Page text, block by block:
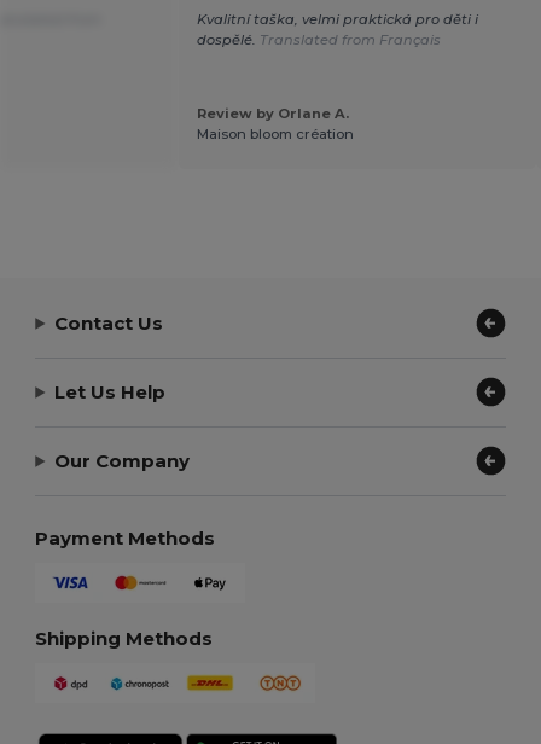
Kvalitní taška, velmi praktická pro děti i
dospělé. Translated from Français
Review by Orlane A.
Maison bloom création
Contact Us
Let Us Help
Our Company
Payment Methods
Shipping Methods